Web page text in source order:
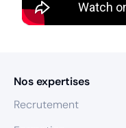
Nos expertises
Recrutement